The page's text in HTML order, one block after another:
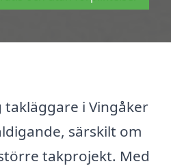
i Vingåker
särskilt om
takprojekt. Med